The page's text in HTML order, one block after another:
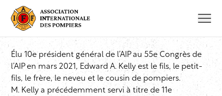
contenu
Élu 10e président général de l’AIP au 55e Congrès de
l’AIP en mars 2021, Edward A. Kelly est le fils, le petit-
fils, le frère, le neveu et le cousin de pompiers.
M. Kelly a précédemment servi à titre de 11e